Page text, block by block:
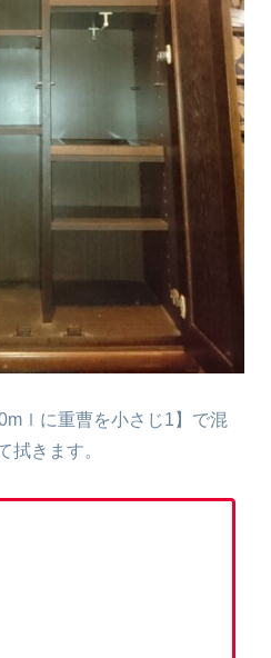
ｌに重曹を小さじ1】で混
拭きます。